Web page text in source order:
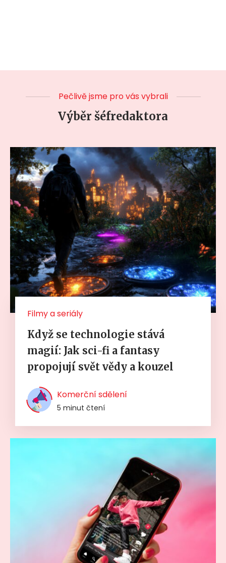
Pečlivě jsme pro vás vybrali
Výběr šéfredaktora
Filmy a seriály
Když se technologie stává
magií: Jak sci-fi a fantasy
propojují svět vědy a kouzel
Komerční sdělení
5 minut čtení